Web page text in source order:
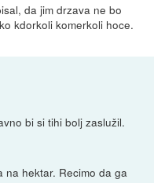
da jim drzava ne bo
kdorkoli komerkoli hoce.
bi si tihi bolj zaslužil.
na hektar. Recimo da ga